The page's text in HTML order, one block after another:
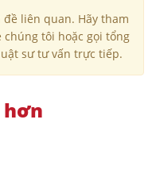
liên quan. Hãy tham
chúng tôi hoặc gọi tổng
sư tư vấn trực tiếp.